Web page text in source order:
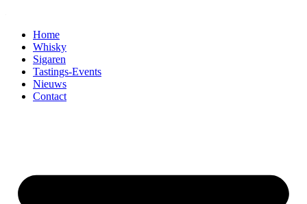
Home
Whisky
Sigaren
Tastings-Events
Nieuws
Contact